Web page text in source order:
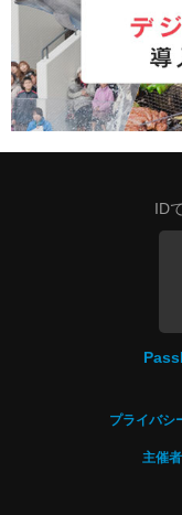
ID
プライバシ
主催